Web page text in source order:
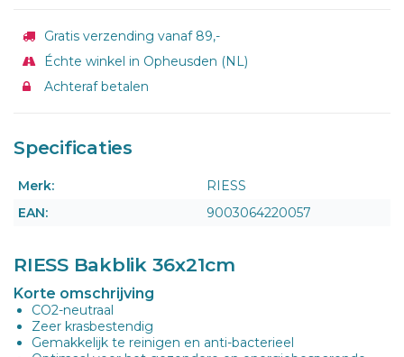
Gratis verzending vanaf 89,-
Échte winkel in Opheusden (NL)
Achteraf betalen
Specificaties
Merk:
RIESS
EAN:
9003064220057
RIESS Bakblik 36x21cm
Korte omschrijving
CO2-neutraal
Zeer krasbestendig
Gemakkelijk te reinigen en anti-bacterieel